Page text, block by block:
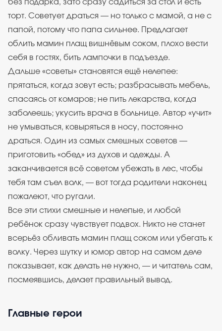
без подарка, зато сразу садиться за стол и есть
торт. Советует драться — но только с мамой, а не с
папой, потому что папа сильнее. Предлагает
облить мамин плащ вишнёвым соком, плохо вести
себя в гостях, бить лампочки в подъезде.
Дальше «советы» становятся ещё нелепее:
прятаться, когда зовут есть; разбрасывать мебель,
спасаясь от комаров; не пить лекарства, когда
заболеешь; укусить врача в больнице. Автор «учит»
не умываться, ковыряться в носу, постоянно
драться. Один из самых смешных советов —
приготовить «обед» из духов и одежды. А
заканчивается всё советом убежать в лес, чтобы
тебя там съел волк, — вот тогда родители наконец
пожалеют, что ругали.
Все эти стихи смешные и нелепые, и любой
ребёнок сразу чувствует подвох. Никто не станет
всерьёз обливать мамин плащ соком или убегать к
волку. Через шутку и юмор автор на самом деле
показывает, как делать не нужно, — и читатель сам,
посмеявшись, делает правильный вывод.
Главные герои